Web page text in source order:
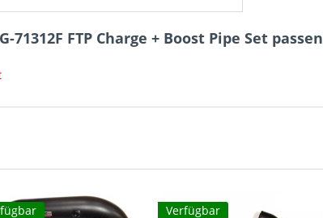
FTP Charge + Boost Pipe Set
Verfügbar